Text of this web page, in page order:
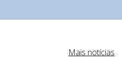
Mais notícias